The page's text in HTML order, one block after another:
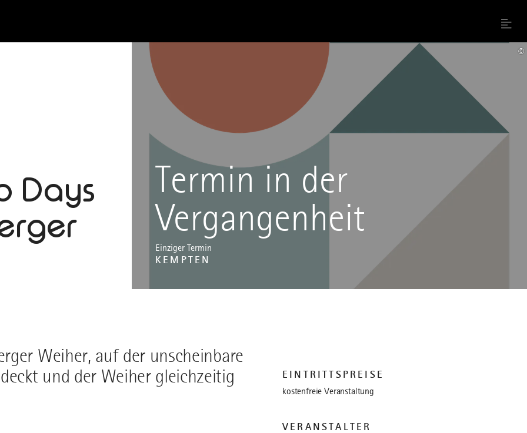
Menu
Days
Termin in der
Vergangenheit
Einziger Termin
KEMPTEN
©
Weiher, auf der unscheinbare
und der Weiher gleichzeitig
EINTRITTSPREISE
kostenfreie Veranstaltung
VERANSTALTER